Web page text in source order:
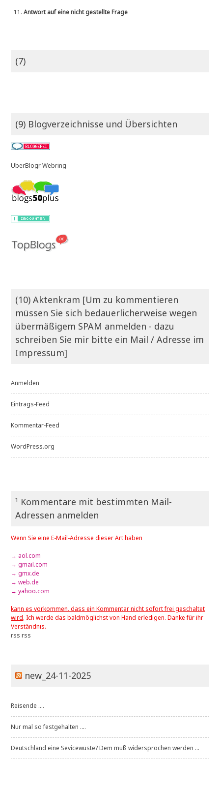
11.Antwort auf eine nicht gestellte Frage
(7)
(9) Blogverzeichnisse und Übersichten
UberBlogr Webring
(10) Aktenkram [Um zu kommentieren
müssen Sie sich bedauerlicherweise wegen
übermäßigem SPAM anmelden - dazu
schreiben Sie mir bitte ein Mail / Adresse im
Impressum]
Anmelden
Eintrags-Feed
Kommentar-Feed
WordPress.org
¹ Kommentare mit bestimmten Mail-
Adressen anmelden
Wenn Sie eine E-Mail-Adresse dieser Art haben
→ aol.com
→ gmail.com
→ gmx.de
→ web.de
→ yahoo.com
kann es vorkommen, dass ein Kommentar nicht sofort frei geschaltet
wird. Ich werde das baldmöglichst von Hand erledigen. Danke für ihr
Verständnis.
rss rss
new_24-11-2025
Reisende ....
Nur mal so festgehalten ....
Deutschland eine Sevicewüste? Dem muß widersprochen werden ...